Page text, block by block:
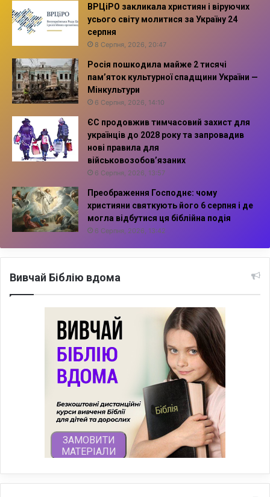
ВРЦіРО закликала християн і віруючих
усього світу молитися за Україну 24
серпня
8 Серпня, 2026, 20:47
Росія пошкодила майже 2 тисячі
пам’яток культурної спадщини України —
Мінкультури
6 Серпня, 2026, 14:10
ЄС продовжив тимчасовий захист для
українців до 2028 року та запровадив
нові правила для
військовозобов’язаних
6 Серпня, 2026, 13:57
Преображення Господнє: чому
християни святкують його 6 серпня і де
могла відбутися ця біблійна подія
6 Серпня, 2026, 13:42
Вивчай Біблію вдома